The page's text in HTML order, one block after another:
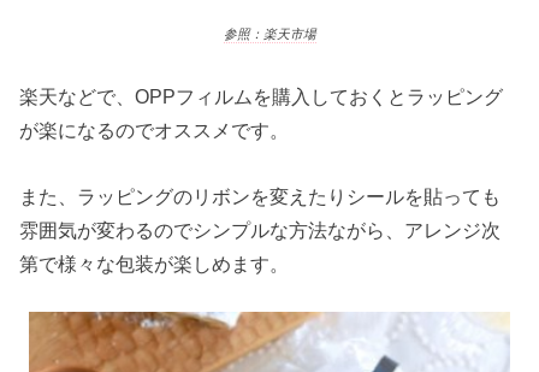
参照：楽天市場
楽天などで、OPPフィルムを購入しておくとラッピング
が楽になるのでオススメです。
また、ラッピングのリボンを変えたりシールを貼っても
雰囲気が変わるのでシンプルな方法ながら、アレンジ次
第で様々な包装が楽しめます。